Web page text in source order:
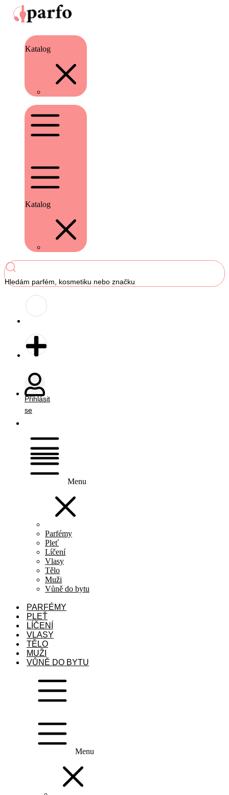
Katalog
Katalog
Hledám parfém, kosmetiku nebo značku
Přihlásit
se
Menu
Parfémy
Pleť
Líčení
Vlasy
Tělo
Muži
Vůně do bytu
PARFÉMY
PLEŤ
LÍČENÍ
VLASY
TĚLO
MUŽI
VŮNĚ DO BYTU
Menu